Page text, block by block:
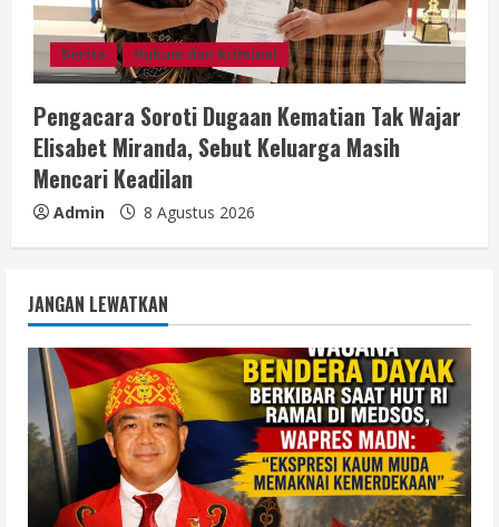
Berita Hukum dan Kriminal
Pengacara Soroti Dugaan Kematian Tak Wajar
Elisabet Miranda, Sebut Keluarga Masih
Mencari Keadilan
Admin 8 Agustus 2026
JANGAN LEWATKAN